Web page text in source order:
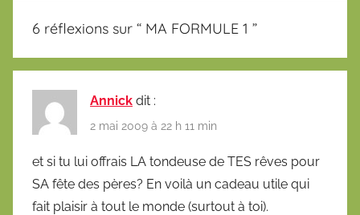
6 réflexions sur “ MA FORMULE 1 ”
Annick dit :
2 mai 2009 à 22 h 11 min
et si tu lui offrais LA tondeuse de TES rêves pour
SA fête des pères? En voilà un cadeau utile qui
fait plaisir à tout le monde (surtout à toi).